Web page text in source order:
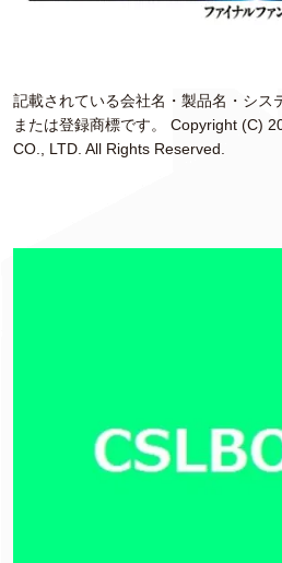
記載されている会社名・製品名・シス
または登録商標です。 Copyright (C)
CO., LTD. All Rights Reserved.